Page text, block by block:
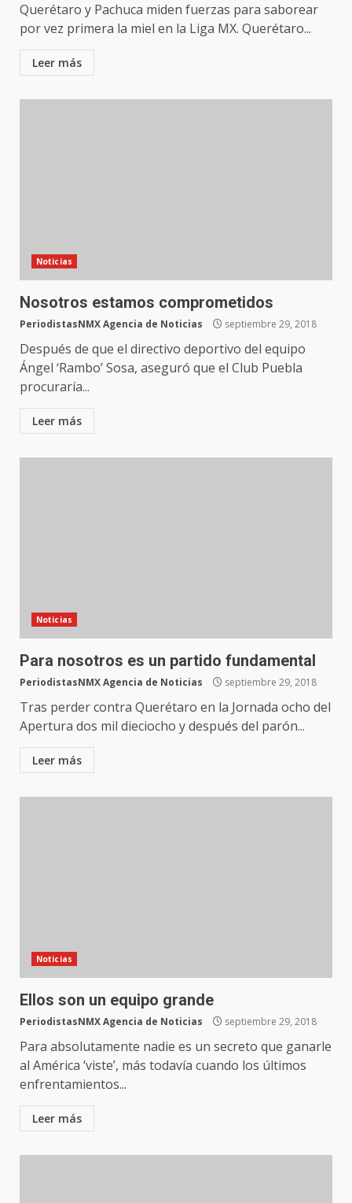
Querétaro y Pachuca miden fuerzas para saborear
por vez primera la miel en la Liga MX. Querétaro...
Leer más
Noticias
Nosotros estamos comprometidos
PeriodistasNMX Agencia de Noticias septiembre 29, 2018
Después de que el directivo deportivo del equipo
Ángel ‘Rambo’ Sosa, aseguró que el Club Puebla
procuraría...
Leer más
Noticias
Para nosotros es un partido fundamental
PeriodistasNMX Agencia de Noticias septiembre 29, 2018
Tras perder contra Querétaro en la Jornada ocho del
Apertura dos mil dieciocho y después del parón...
Leer más
Noticias
Ellos son un equipo grande
PeriodistasNMX Agencia de Noticias septiembre 29, 2018
Para absolutamente nadie es un secreto que ganarle
al América ‘viste’, más todavía cuando los últimos
enfrentamientos...
Leer más